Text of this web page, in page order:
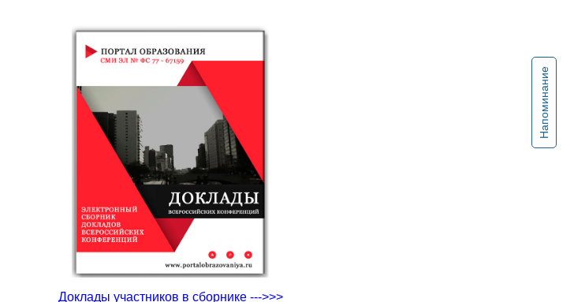
Напоминание
Доклады участников в сборнике --->>>